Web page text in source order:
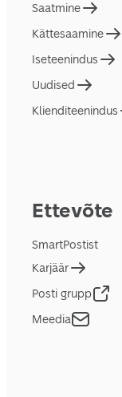
Saatmine
Kättesaamine
Iseteenindus
Uudised
Klienditeenindus
Ettevõte
SmartPostist
Karjäär
Posti grupp
Meedia